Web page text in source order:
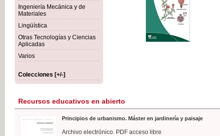
Ingeniería Mecánica y de
Materiales
Lingüística
Otras Tecnologías y Ciencias
Aplicadas
Varios
Colecciones [+/-]
Recursos educativos en abierto
Principios de urbanismo. Máster en jardinería y paisaje
Archivo electrónico. PDF acceso libre